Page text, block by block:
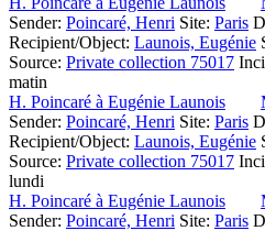
Sender: Poincaré, Henri Site: Paris
Recipient/Object: Launois, Eugénie
Source: Private collection 75017
matin
H. Poincaré à Eugénie Launois
Sender: Poincaré, Henri Site: Paris
Recipient/Object: Launois, Eugénie
Source: Private collection 75017
lundi
H. Poincaré à Eugénie Launois
Sender: Poincaré, Henri Site: Paris